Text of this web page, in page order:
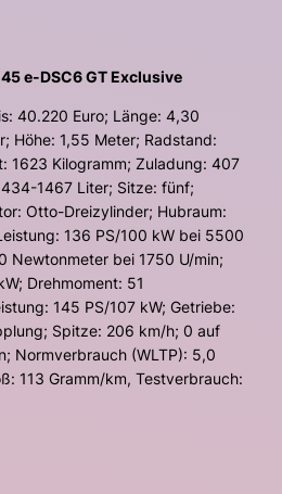
e-DSC6 GT Exclusive
40.220 Euro; Länge: 4,30
Höhe: 1,55 Meter; Radstand:
1623 Kilogramm; Zuladung: 407
1467 Liter; Sitze: fünf;
Otto-Dreizylinder; Hubraum:
136 PS/100 kW bei 5500
Newtonmeter bei 1750 U/min;
Drehmoment: 51
145 PS/107 kW; Getriebe:
Spitze: 206 km/h; 0 auf
Normverbrauch (WLTP): 5,0
113 Gramm/km, Testverbrauch: